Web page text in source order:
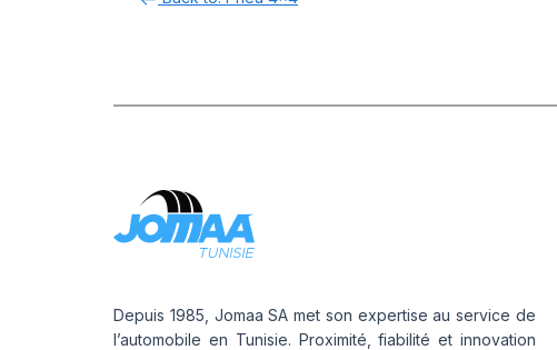
Depuis 1985, Jomaa SA met son expertise au service de
l’automobile en Tunisie. Proximité, fiabilité et innovation